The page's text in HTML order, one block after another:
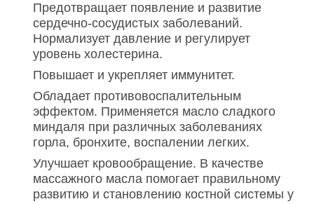
Предотвращает появление и развитие
сердечно-сосудистых заболеваний.
Нормализует давление и регулирует
уровень холестерина.
Повышает и укрепляет иммунитет.
Обладает противовоспалительным
эффектом. Применяется масло сладкого
миндаля при различных заболеваниях
горла, бронхите, воспалении легких.
Улучшает кровообращение. В качестве
массажного масла помогает правильному
развитию и становлению костной системы у